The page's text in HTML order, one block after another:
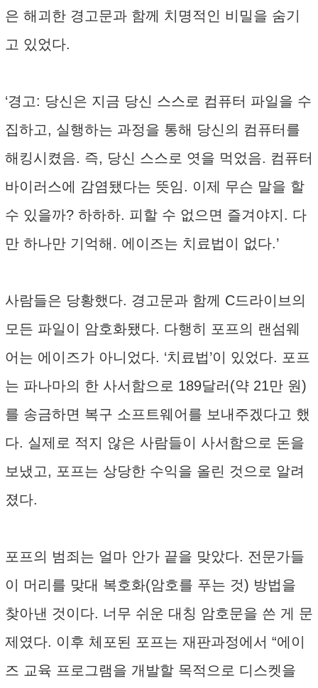
은 해괴한 경고문과 함께 치명적인 비밀을 숨기
고 있었다.
‘경고: 당신은 지금 당신 스스로 컴퓨터 파일을 수
집하고, 실행하는 과정을 통해 당신의 컴퓨터를
해킹시켰음. 즉, 당신 스스로 엿을 먹었음. 컴퓨터
바이러스에 감염됐다는 뜻임. 이제 무슨 말을 할
수 있을까? 하하하. 피할 수 없으면 즐겨야지. 다
만 하나만 기억해. 에이즈는 치료법이 없다.’
사람들은 당황했다. 경고문과 함께 C드라이브의
모든 파일이 암호화됐다. 다행히 포프의 랜섬웨
어는 에이즈가 아니었다. ‘치료법’이 있었다. 포프
는 파나마의 한 사서함으로 189달러(약 21만 원)
를 송금하면 복구 소프트웨어를 보내주겠다고 했
다. 실제로 적지 않은 사람들이 사서함으로 돈을
보냈고, 포프는 상당한 수익을 올린 것으로 알려
졌다.
포프의 범죄는 얼마 안가 끝을 맞았다. 전문가들
이 머리를 맞대 복호화(암호를 푸는 것) 방법을
찾아낸 것이다. 너무 쉬운 대칭 암호문을 쓴 게 문
제였다. 이후 체포된 포프는 재판과정에서 “에이
즈 교육 프로그램을 개발할 목적으로 디스켓을